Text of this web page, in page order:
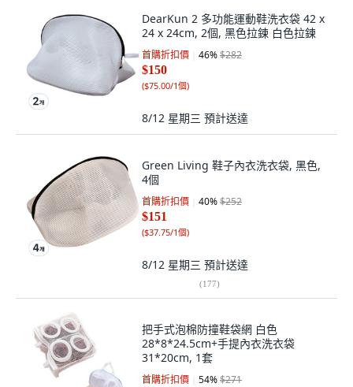
DearKun 2 多功能運動鞋洗衣袋 42 x
24 x 24cm, 2個, 黑色拉鍊 白色拉鍊
首購折扣價 46%$282
$150
($75.00/1個)
8/12 星期三 預計送達
Green Living 鞋子內衣洗衣袋, 黑色,
4個
首購折扣價 40%$252
$151
($37.75/1個)
8/12 星期三 預計送達
(177)
把手式泡棉防撞鞋袋網 白色
28*8*24.5cm+手提內衣洗衣袋
31*20cm, 1套
首購折扣價 54%$271